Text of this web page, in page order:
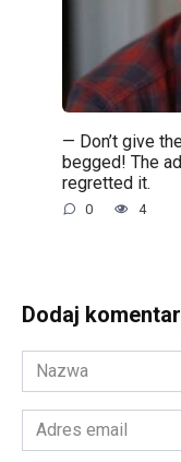
— Don’t give
begged! The
regretted it.
0 4
Dodaj
Nazwa
*
Adres
email